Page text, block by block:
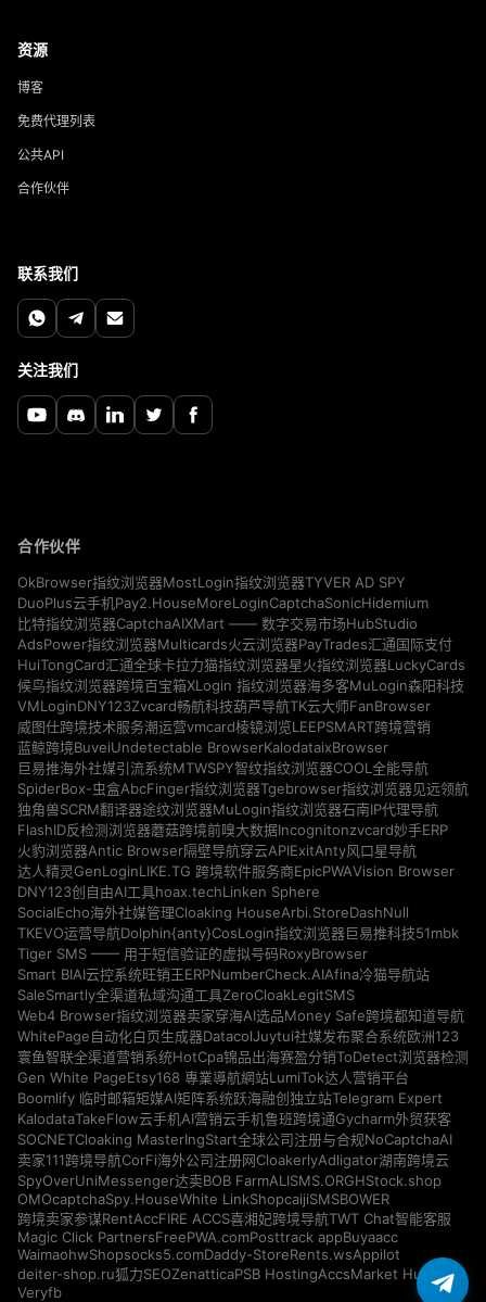
资源
博客
免费代理列表
公共API
合作伙伴
联系我们
关注我们
合作伙伴
OkBrowser指纹浏览器MostLogin指纹浏览器TYVER AD SPY
DuoPlus云手机Pay2.HouseMoreLoginCaptchaSonicHidemium
比特指纹浏览器CaptchaAIXMart —— 数字交易市场HubStudio
AdsPower指纹浏览器Multicards火云浏览器PayTrades汇通国际支付
HuiTongCard汇通全球卡拉力猫指纹浏览器星火指纹浏览器LuckyCards
候鸟指纹浏览器跨境百宝箱XLogin 指纹浏览器海多客MuLogin森阳科技
VMLoginDNY123Zvcard畅航科技葫芦导航TK云大师FanBrowser
威图仕跨境技术服务潮运营vmcard棱镜浏览LEEPSMART跨境营销
蓝鲸跨境BuveiUndetectable BrowserKalodataixBrowser
巨易推海外社媒引流系统MTWSPY智纹指纹浏览器COOL全能导航
SpiderBox-虫盒AbcFinger指纹浏览器Tgebrowser指纹浏览器见远领航
独角兽SCRM翻译器途纹浏览器MuLogin指纹浏览器石南IP代理导航
FlashID反检测浏览器蘑菇跨境前嗅大数据Incognitonzvcard妙手ERP
火豹浏览器Antic Browser隔壁导航穿云APIExitAnty风口星导航
达人精灵GenLoginLIKE.TG 跨境软件服务商EpicPWAVision Browser
DNY123创自由AI工具hoax.techLinken Sphere
SocialEcho海外社媒管理Cloaking HouseArbi.StoreDashNull
TKEVO运营导航Dolphin{anty}CosLogin指纹浏览器巨易推科技51mbk
Tiger SMS —— 用于短信验证的虚拟号码RoxyBrowser
Smart BIAI云控系统旺销王ERPNumberCheck.AIAfina冷猫导航站
SaleSmartly全渠道私域沟通工具ZeroCloakLegitSMS
Web4 Browser指纹浏览器卖家穿海AI选品Money Safe跨境都知道导航
WhitePage自动化白页生成器DatacolJuytui社媒发布聚合系统欧洲123
寰鱼智联全渠道营销系统HotCpa锦品出海赛盈分销ToDetect浏览器检测
Gen White PageEtsy168 專業導航網站LumiTok达人营销平台
Boomlify 临时邮箱矩媒AI矩阵系统跃海融创独立站Telegram Expert
KalodataTakeFlow云手机AI营销云手机鲁班跨境通Gycharm外贸获客
SOCNETCloaking MasterIngStart全球公司注册与合规NoCaptchaAI
卖家111跨境导航CorFi海外公司注册网CloakerlyAdligator湖南跨境云
SpyOverUniMessenger达卖BOB FarmALISMS.ORGHStock.shop
OMOcaptchaSpy.HouseWhite LinkShopcaijiSMSBOWER
跨境卖家参谋RentAccFIRE ACCS喜湘妃跨境导航TWT Chat智能客服
Magic Click PartnersFreePWA.comPosttrack appBuyaacc
WaimaohwShopsocks5.comDaddy-StoreRents.wsAppilot
deiter-shop.ru狐力SEOZenatticaPSB HostingAccsMarket Hub
Veryfb